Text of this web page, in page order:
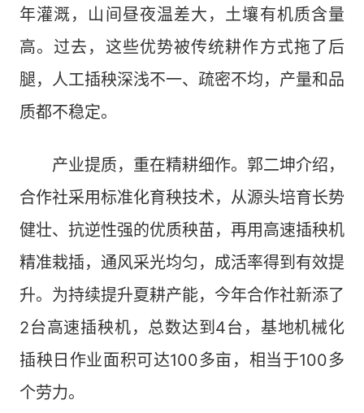
年灌溉，山间昼夜温差大，土壤有机质含量
高。过去，这些优势被传统耕作方式拖了后
腿，人工插秧深浅不一、疏密不均，产量和品
质都不稳定。
产业提质，重在精耕细作。郭二坤介绍，
合作社采用标准化育秧技术，从源头培育长势
健壮、抗逆性强的优质秧苗，再用高速插秧机
精准栽插，通风采光均匀，成活率得到有效提
升。为持续提升夏耕产能，今年合作社新添了
2台高速插秧机，总数达到4台，基地机械化
插秧日作业面积可达100多亩，相当于100多
个劳力。